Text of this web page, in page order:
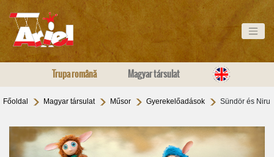
Trupa română Magyar társulat
Főoldal Magyar társulat Műsor Gyerekelőadások Sündör és Niru